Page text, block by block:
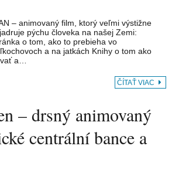
– animovaný film, ktorý veľmi výstižne
pýchu človeka na našej Zemi:
o tom, ako to prebieha vo
a na jatkách Knihy o tom ako
a…
ČÍTAŤ VIAC
– drsný animovaný
centrální bance a